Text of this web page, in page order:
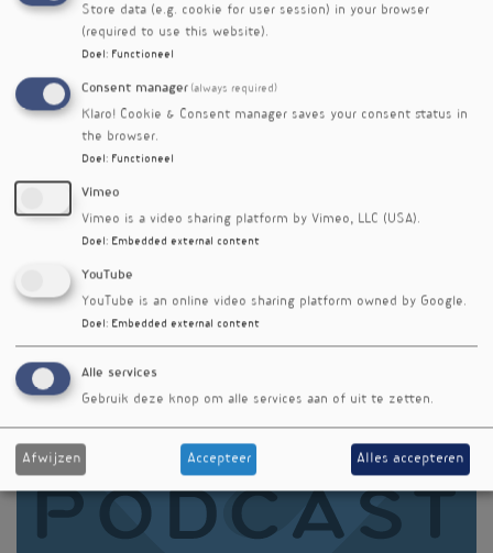
Paginering
pagina
Store data (e.g. cookie for user session) in your browser
(required to use this website).
Doel : Functioneel
Consent manager (always required)
Klaro! Cookie & Consent manager saves your consent status in
the browser.
Doel : Functioneel
Vimeo
Vimeo is a video sharing platform by Vimeo, LLC (USA).
Doel : Embedded external content
YouTube
YouTube is an online video sharing platform owned by Google.
Doel : Embedded external content
Alle services
Gebruik deze knop om alle services aan of uit te zetten.
Afwijzen Accepteer Alles accepteren